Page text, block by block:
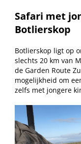
Safari met
Botlierskop
Botlierskop ligt op
slechts 20 km van
de Garden Route
mogelijkheid om
zelfs met jongere